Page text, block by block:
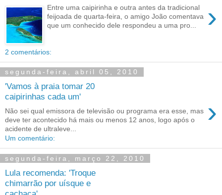
›
Entre uma caipirinha e outra antes da tradicional
feijoada de quarta-feira, o amigo João comentava
que um conhecido dele respondeu a uma pro...
2 comentários:
segunda-feira, abril 05, 2010
'Vamos à praia tomar 20
caipirinhas cada um'
›
Não sei qual emissora de televisão ou programa era esse, mas
deve ter acontecido há mais ou menos 12 anos, logo após o
acidente de ultraleve...
Um comentário:
segunda-feira, março 22, 2010
Lula recomenda: 'Troque
chimarrão por uísque e